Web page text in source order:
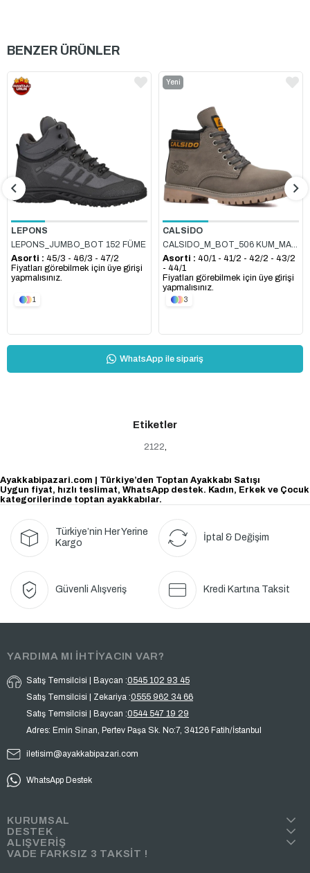
BENZER ÜRÜNLER
LEPONS
LEPONS_JUMBO_BOT 152 FÜME
Asorti : 45/3 - 46/3 - 47/2
Fiyatları görebilmek için üye girişi
yapmalısınız.
1
CALSİDO
Asorti : 40/1 - 41/2 - 42/2 - 43/2
- 44/1
Fiyatları görebilmek için üye girişi
yapmalısınız.
Yeni
3
WhatsApp ile sipariş
Etiketler
2122
Ayakkabipazari.com | Türkiye’den Toptan Ayakkabı Satışı
Uygun fiyat, hızlı teslimat, WhatsApp destek. Kadın, Erkek ve Çocuk
kategorilerinde toptan ayakkabılar.
Türkiye’nin Her Yerine
Kargo
İptal & Değişim
Güvenli Alışveriş Kredi Kartına Taksit
YARDIMA MI İHTİYACIN VAR?
Satış Temsilcisi | Baycan :0545 102 93 45
Satış Temsilcisi | Zekariya :0555 962 34 66
Satış Temsilcisi | Baycan :0544 547 19 29
Adres: Emin Sinan, Pertev Paşa Sk. No:7, 34126 Fatih/İstanbul
iletisim@ayakkabipazari.com
WhatsApp Destek
KURUMSAL
DESTEK
ALIŞVERİŞ
VADE FARKSIZ 3 TAKSİT !